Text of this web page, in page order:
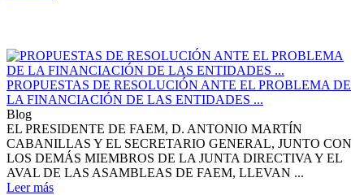
PROPUESTAS DE RESOLUCIÓN ANTE EL PROBLEMA DE
LA FINANCIACIÓN DE LAS ENTIDADES ...
Blog
EL PRESIDENTE DE FAEM, D. ANTONIO MARTÍN
CABANILLAS Y EL SECRETARIO GENERAL, JUNTO CON
LOS DEMÁS MIEMBROS DE LA JUNTA DIRECTIVA Y EL
AVAL DE LAS ASAMBLEAS DE FAEM, LLEVAN ...
Leer más